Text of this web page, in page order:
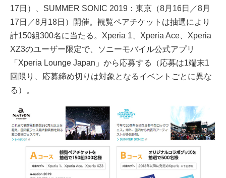
17日）、SUMMER SONIC 2019：東京（8月16日／8月
17日／8月18日）開催。観覧ペアチケットは抽選により
計150組300名に当たる。Xperia 1、Xperia Ace、Xperia
XZ3のユーザー限定で、ソニーモバイル公式アプリ
「Xperia Lounge Japan」から応募する（応募は1端末1
回限り、応募締め切りは対象となるイベントごとに異な
る）。